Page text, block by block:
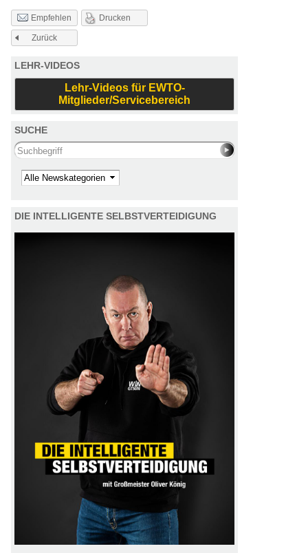
Empfehlen Drucken
Zurück
LEHR-VIDEOS
Lehr-Videos für EWTO-
Mitglieder/Servicebereich
SUCHE
Search this site
Kategorie
DIE INTELLIGENTE SELBSTVERTEIDIGUNG